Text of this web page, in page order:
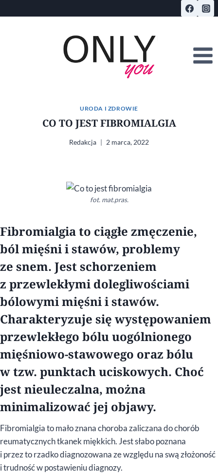
do
URODA I ZDROWIE
CO TO JEST FIBROMIALGIA
Redakcja 2 marca, 2022
fot. mat.pras.
Fibromialgia to ciągłe zmęczenie,
ból mięśni i stawów, problemy
ze snem. Jest schorzeniem
z przewlekłymi dolegliwościami
bólowymi mięśni i stawów.
Charakteryzuje się występowaniem
przewlekłego bólu uogólnionego
mięśniowo-stawowego oraz bólu
w tzw. punktach uciskowych. Choć
jest nieuleczalna, można
minimalizować jej objawy.
Fibromialgia to mało znana choroba zaliczana do chorób
reumatycznych tkanek miękkich. Jest słabo poznana
i przez to rzadko diagnozowana ze względu na swą złożoność
i trudność w postawieniu diagnozy.